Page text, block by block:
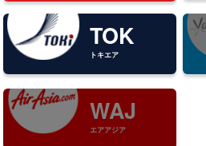
TOK
トキエア
WAJ
エアアジア